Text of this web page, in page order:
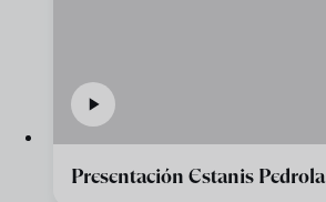
Presentación Estanis Pedrola